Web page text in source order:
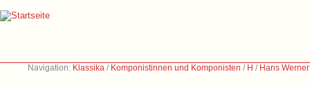
Navigation: Klassika / Komponistinnen und Komponisten / H / Hans